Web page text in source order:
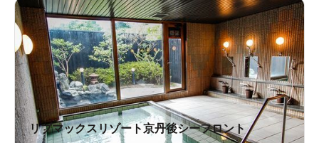
リブマックスリゾート京丹後シーフロント